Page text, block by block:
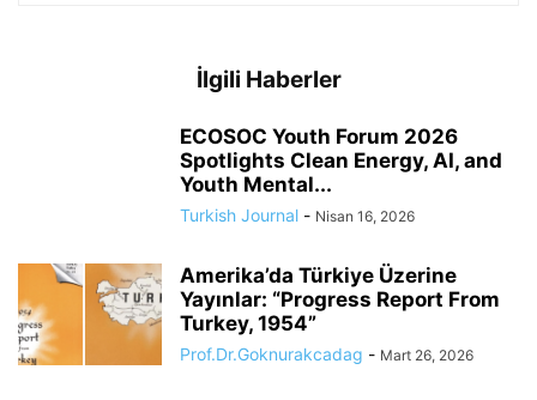
İlgili Haberler
ECOSOC Youth Forum 2026
Spotlights Clean Energy, AI, and
Youth Mental...
Turkish Journal - Nisan 16, 2026
Amerika’da Türkiye Üzerine
Yayınlar: “Progress Report From
Turkey, 1954”
Prof.Dr.Goknurakcadag - Mart 26, 2026